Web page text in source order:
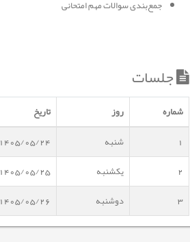
جمع‌بندی سوالات مهم امتحانی
جلسات
شماره روز تاریخ
1
شنبه 1405/05/24
2
یکشنبه 1405/05/25
3
دوشنبه 1405/05/26